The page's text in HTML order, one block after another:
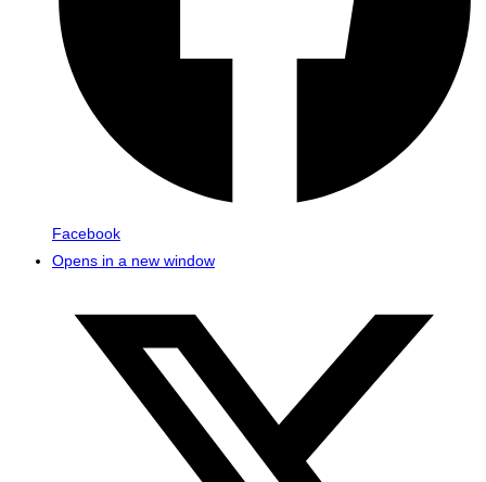
Facebook
Opens in a new window